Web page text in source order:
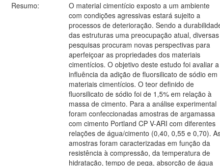
Resumo:
O material cimentício exposto a um ambiente
com condições agressivas estará sujeito a
processos de deterioração. Sendo a
das estruturas uma preocupação atual, diversas
pesquisas procuram novas perspectivas para
aperfeiçoar as propriedades dos materiais
cimentícios. O objetivo deste estudo foi avaliar a
influência da adição de fluorsilicato de sódio em
materiais cimentícios. O teor definido de
fluorsilicato de sódio foi de 1,5% em relação à
massa de cimento. Para a análise experimental
foram confeccionadas amostras de argamassa
com cimento Portland CP V-ARI com diferentes
relações de água/cimento (0,40, 0,55 e 0,70).
amostras foram caracterizadas em função da
resistência à compressão, da temperatura de
hidratação, tempo de pega, absorção de água